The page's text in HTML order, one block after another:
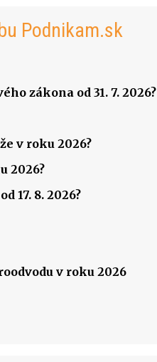
Podnikam.sk
zákona od 31. 7. 2026?
v roku 2026?
2026?
17. 8. 2026?
v roku 2026